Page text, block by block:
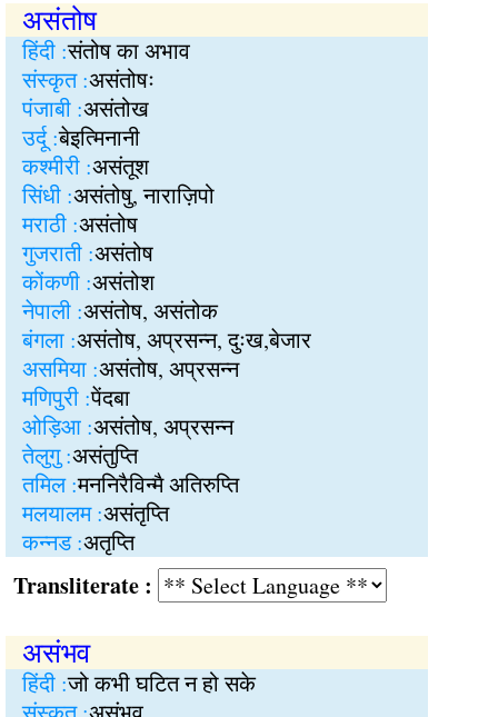
असंतोष
हिंदी :संतोष का अभाव
संस्कृत :असंतोषः
पंजाबी :असंतोख
उर्दू :बेइत्मिनानी
कश्मीरी :असंतूश
सिंधी :असंतोषु, नाराज़िपो
मराठी :असंतोष
गुजराती :असंतोष
कोंकणी :असंतोश
नेपाली :असंतोष, असंतोक
बंगला :असंतोष, अप्रसन्न, दुःख,बेजार
असमिया :असंतोष, अप्रसन्न
मणिपुरी :पेंदबा
ओड़िआ :असंतोष, अप्रसन्न
तेलुगु :असंतुप्ति
तमिल :मननिरैविन्मै अतिरुप्ति
मलयालम :असंतृप्ति
कन्नड :अतृप्ति
:
असंभव
हिंदी :जो कभी घटित न हो सके